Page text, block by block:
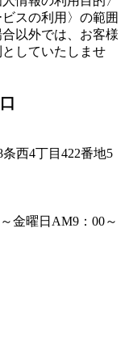
スの利用〉の範囲
以外では、お客様
していたしませ
西4丁目422番地5
金曜日AM9：00～